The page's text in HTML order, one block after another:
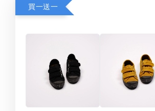
買一送一